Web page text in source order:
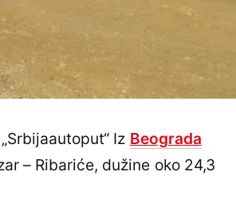
Iz Beograda
– Ribariće, dužine oko 24,3